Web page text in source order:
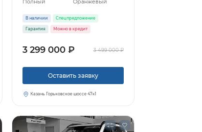
Полный
Оранжевый
В наличии Спецпредложение
Гарантия Можно в кредит
3 299 000 ₽ 3 499 000 ₽
Оставить заявку
Казань Горьковское шоссе 47к1